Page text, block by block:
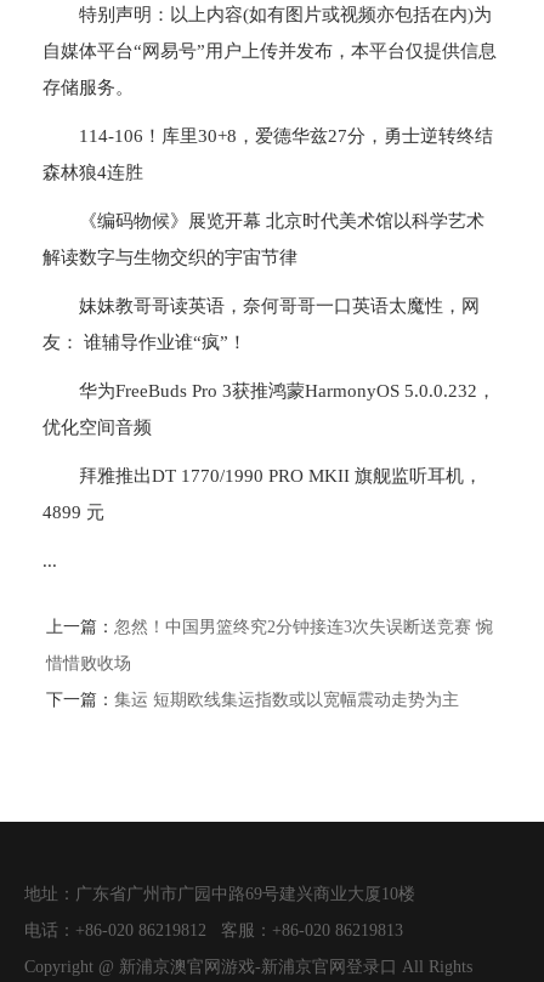
特别声明：以上内容(如有图片或视频亦包括在内)为
自媒体平台“网易号”用户上传并发布，本平台仅提供信息
存储服务。
114-106！库里30+8，爱德华兹27分，勇士逆转终结
森林狼4连胜
《编码物候》展览开幕 北京时代美术馆以科学艺术
解读数字与生物交织的宇宙节律
妹妹教哥哥读英语，奈何哥哥一口英语太魔性，网
友： 谁辅导作业谁“疯”！
华为FreeBuds Pro 3获推鸿蒙HarmonyOS 5.0.0.232，
优化空间音频
拜雅推出DT 1770/1990 PRO MKII 旗舰监听耳机，
4899 元
...
上一篇：忽然！中国男篮终究2分钟接连3次失误断送竞赛 惋
惜惜败收场
下一篇：集运 短期欧线集运指数或以宽幅震动走势为主
地址： 广东省广州市广园中路69号建兴商业大厦10楼
电话： +86-020 86219812 客服： +86-020 86219813
Copyright @ 新浦京澳官网游戏-新浦京官网登录口 All Rights